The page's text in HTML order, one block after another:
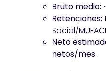
Bruto medio:
Retenciones:
Social/
Neto
netos/mes.